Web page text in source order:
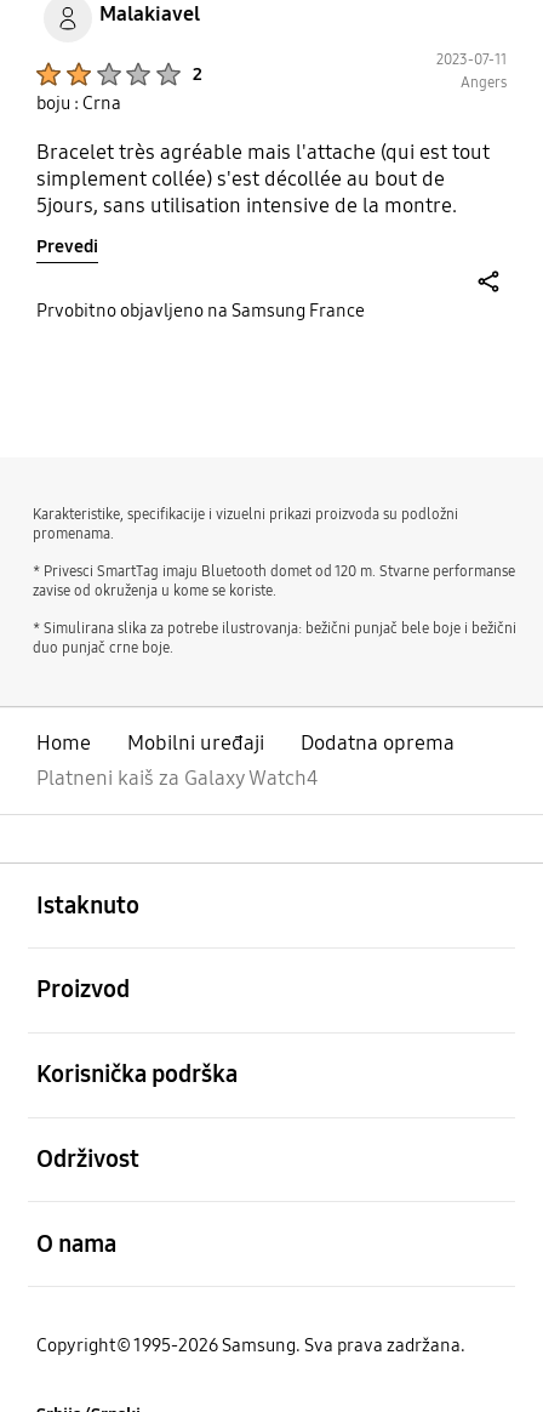
Malakiavel
2
2023-07-11
Angers
boju : Crna
Bracelet très agréable mais l'attache (qui est tout
simplement collée) s'est décollée au bout de
5jours, sans utilisation intensive de la montre.
Prevedi
Prvobitno objavljeno na Samsung France
Karakteristike, specifikacije i vizuelni prikazi proizvoda su podložni
promenama.
* Privesci SmartTag imaju Bluetooth domet od 120 m. Stvarne performanse
zavise od okruženja u kome se koriste.
* Simulirana slika za potrebe ilustrovanja: bežični punjač bele boje i bežični
duo punjač crne boje.
Home Mobilni uređaji
Dodatna oprema
Platneni kaiš za Galaxy Watch4
Istaknuto
Proizvod
Korisnička podrška
Održivost
O nama
Copyright© 1995-2026 Samsung. Sva prava zadržana.